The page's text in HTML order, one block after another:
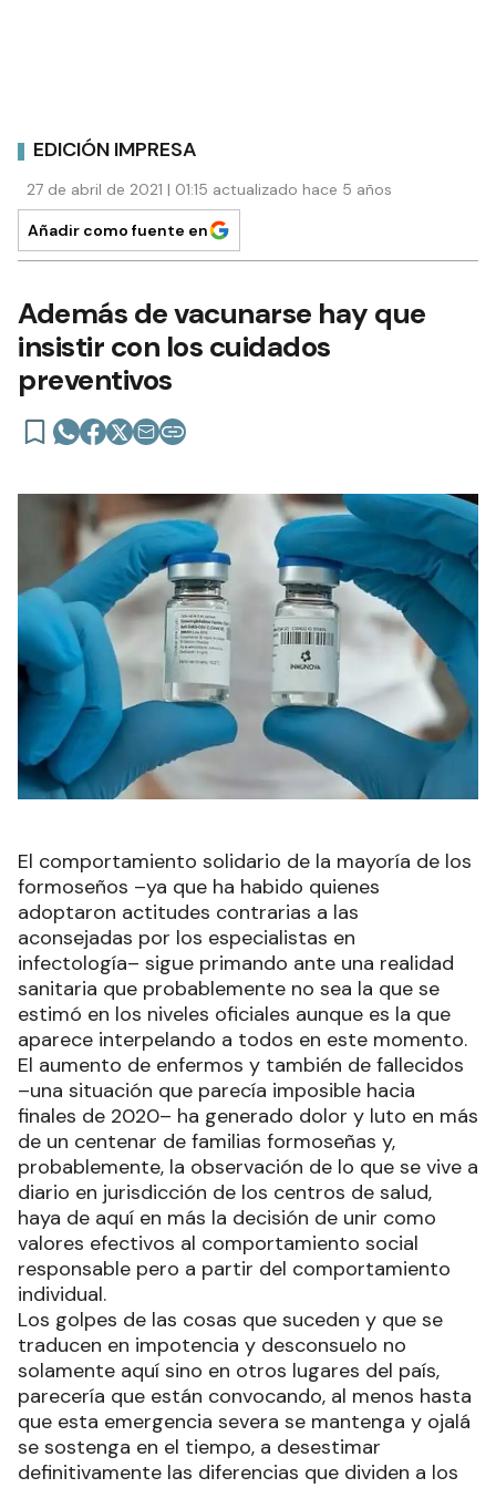
EDICIÓN IMPRESA
27 de abril de 2021 | 01:15 actualizado hace 5 años
Añadir como fuente en
Además de vacunarse hay que
insistir con los cuidados
preventivos
El comportamiento solidario de la mayoría de los
formoseños –ya que ha habido quienes
adoptaron actitudes contrarias a las
aconsejadas por los especialistas en
infectología– sigue primando ante una realidad
sanitaria que probablemente no sea la que se
estimó en los niveles oficiales aunque es la que
aparece interpelando a todos en este momento.
El aumento de enfermos y también de fallecidos
–una situación que parecía imposible hacia
finales de 2020– ha generado dolor y luto en más
de un centenar de familias formoseñas y,
probablemente, la observación de lo que se vive a
diario en jurisdicción de los centros de salud,
haya de aquí en más la decisión de unir como
valores efectivos al comportamiento social
responsable pero a partir del comportamiento
individual.
Los golpes de las cosas que suceden y que se
traducen en impotencia y desconsuelo no
solamente aquí sino en otros lugares del país,
parecería que están convocando, al menos hasta
que esta emergencia severa se mantenga y ojalá
se sostenga en el tiempo, a desestimar
definitivamente las diferencias que dividen a los